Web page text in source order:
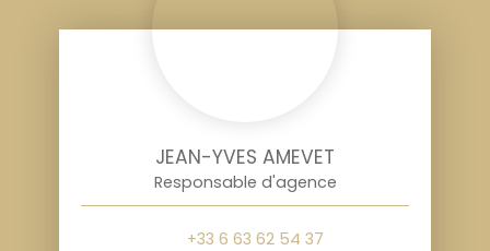
JEAN-YVES AMEVET
Responsable d'agence
+33 6 63 62 54 37